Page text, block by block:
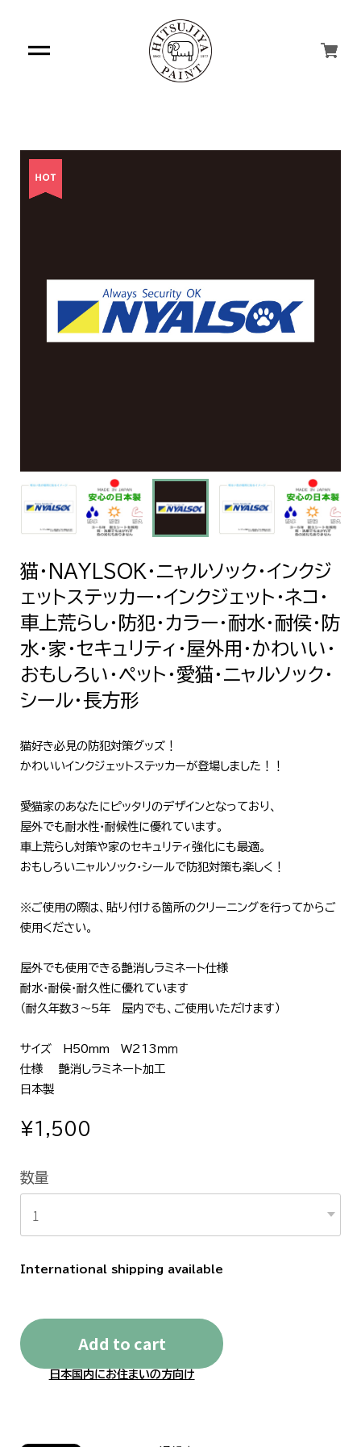
猫・NAYLSOK・ニャルソック・インクジ
ェットステッカー・インクジェット・ネコ・
車上荒らし・防犯・カラー・耐水・耐侯・防
水・家・セキュリティ・屋外用・かわいい・
おもしろい・ペット・愛猫・ニャルソック・
シール・長方形
猫好き必見の防犯対策グッズ！
かわいいインクジェットステッカーが登場しました！！
愛猫家のあなたにピッタリのデザインとなっており、
屋外でも耐水性・耐候性に優れています。
車上荒らし対策や家のセキュリティ強化にも最適。
おもしろいニャルソック・シールで防犯対策も楽しく！
※ご使用の際は、貼り付ける箇所のクリーニングを行ってからご
使用ください。
屋外でも使用できる艶消しラミネート仕様
耐水・耐侯・耐久性に優れています
（耐久年数3～5年 屋内でも、ご使用いただけます）
サイズ H50mm W213ｍｍ
仕様 艶消しラミネート加工
日本製
¥1,500
数量
International shipping available
Add to cart
日本国内にお住まいの方向け